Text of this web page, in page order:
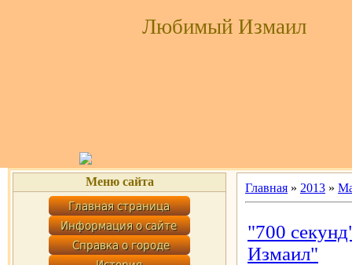
Любимый Измаил
Меню сайта Главная » 2013 »
"700
Измаил"